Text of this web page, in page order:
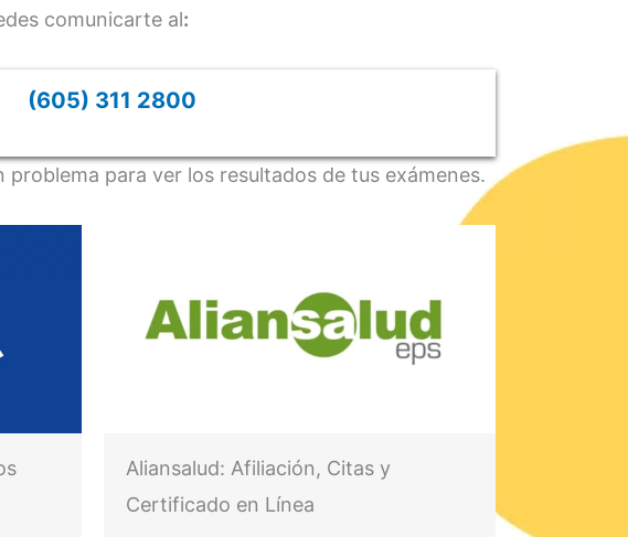
comunicarte al:
(605) 311 2800
para ver los resultados de tus exámenes.
Aliansalud: Afiliación, Citas y
Certificado en Línea